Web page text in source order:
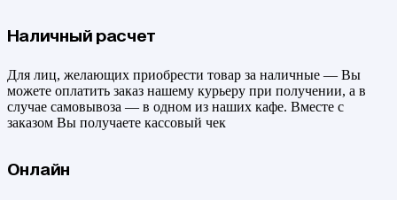
Наличный расчет
Для лиц, желающих приобрести товар за наличные — Вы
можете оплатить заказ нашему курьеру при получении, а в
случае самовывоза — в одном из наших кафе. Вместе с
заказом Вы получаете кассовый чек
Онлайн